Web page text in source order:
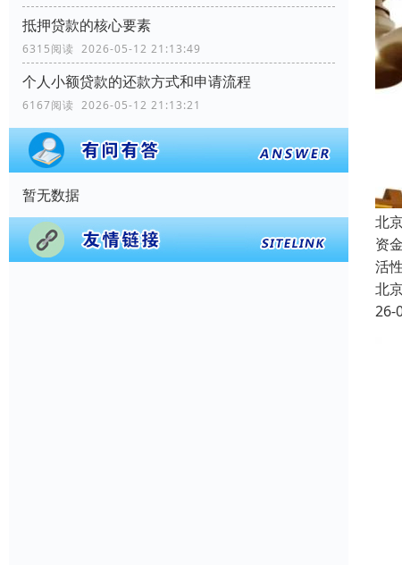
抵押贷款的核心要素
6315阅读 2026-05-12 21:13:49
个人小额贷款的还款方式和申请流程
6167阅读 2026-05-12 21:13:21
暂无数据
北
资
活
北
26-